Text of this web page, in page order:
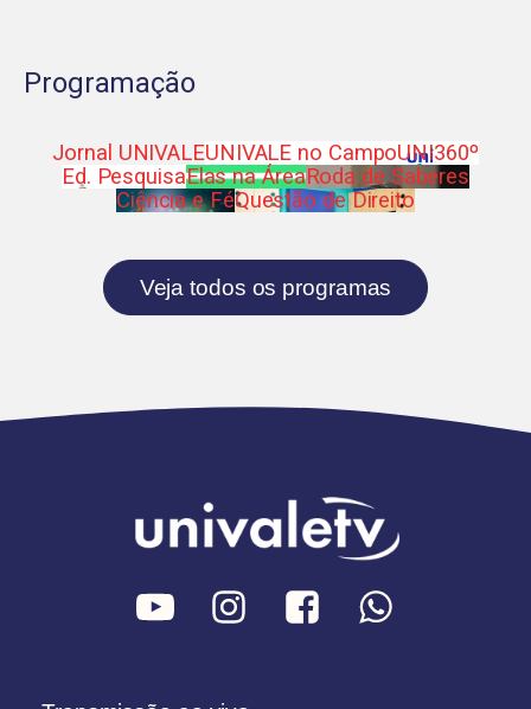
Programação
Jornal UNIVALEUNIVALE no CampoUNI360º
Ed. PesquisaElas na ÁreaRoda de Saberes
Ciência e FéQuestão de Direito
Veja todos os programas